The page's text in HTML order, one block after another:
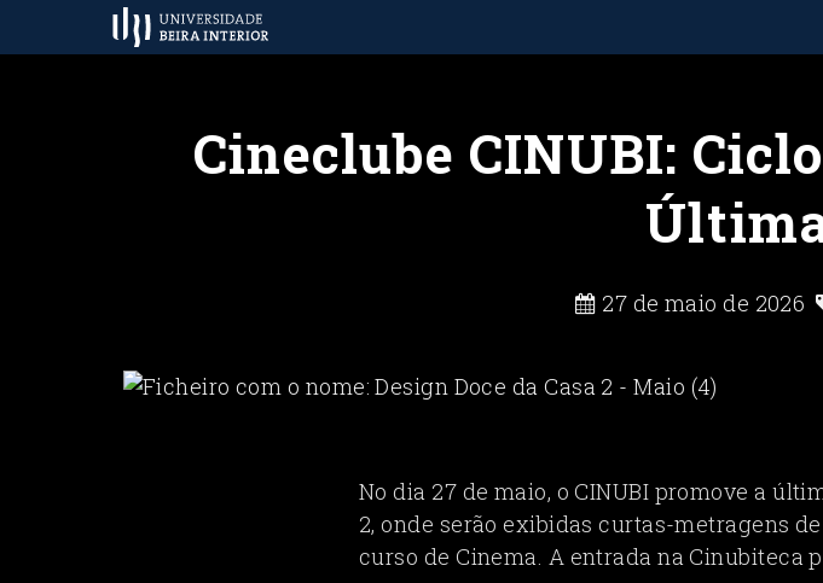
Cineclube CINUBI:
27 de maio de 2026
No dia 27 de maio, o CINUBI promove a
2, onde serão exibidas curtas-metragens
curso de Cinema. A entrada na Cinubiteca